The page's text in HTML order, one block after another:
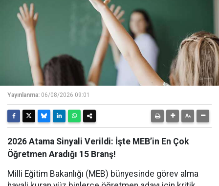
Yayınlanma: 06/08/2026 09:01
2026 Atama Sinyali Verildi: İşte MEB’in En Çok
Öğretmen Aradığı 15 Branş!
Milli Eğitim Bakanlığı (MEB) bünyesinde görev alma